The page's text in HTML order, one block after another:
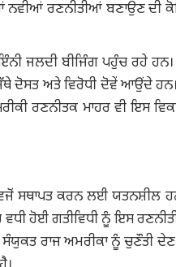
ਨਵੀਆਂ ਰਣਨੀਤੀਆਂ ਬਣਾਉਣ ਦੀ
ਜਲਦੀ ਬੀਜਿੰਗ ਪਹੁੰਚ ਰਹੇ
ਦੋਸਤ ਅਤੇ ਵਿਰੋਧੀ ਦੋਵੇਂ ਆਉਂਦੇ
ਰਣਨੀਤਕ ਮਾਹਰ ਵੀ ਇਸ
ਸਥਾਪਤ ਕਰਨ ਲਈ ਯਤਨਸ਼ੀਲ
ਹੋਈ ਗਤੀਵਿਧੀ ਨੂੰ ਇਸ
ਰਾਜ ਅਮਰੀਕਾ ਨੂੰ ਚੁਣੌਤੀ